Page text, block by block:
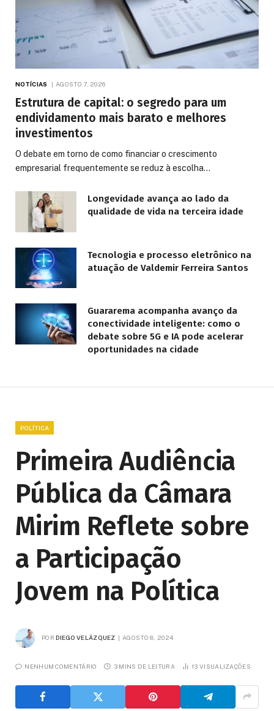
NOTÍCIAS AGOSTO 7, 2026
Estrutura de capital: o segredo para um
endividamento mais barato e melhores
investimentos
O debate em torno de como financiar o crescimento
empresarial frequentemente se reduz à escolha…
Longevidade avança ao lado da
qualidade de vida na terceira idade
Tecnologia e processo eletrônico na
atuação de Valdemir Ferreira Santos
Guararema acompanha avanço da
conectividade inteligente: como o
debate sobre 5G e IA pode acelerar
oportunidades na cidade
POLÍTICA
Primeira Audiência
Pública da Câmara
Mirim Reflete sobre
a Participação
Jovem na Política
POR DIEGO VELÁZQUEZ AGOSTO 8, 2024
NENHUM COMENTÁRIO 3 MINS DE LEITURA 13VISUALIZAÇÕES